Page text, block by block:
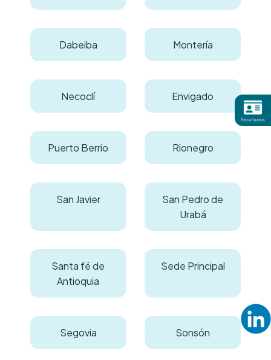
Dabeiba Montería
Necoclí Envigado
Puerto Berrio Rionegro
San Javier
San Pedro de
Urabá
Santa fé de
Antioquia
Sede Principal
Segovia Sonsón